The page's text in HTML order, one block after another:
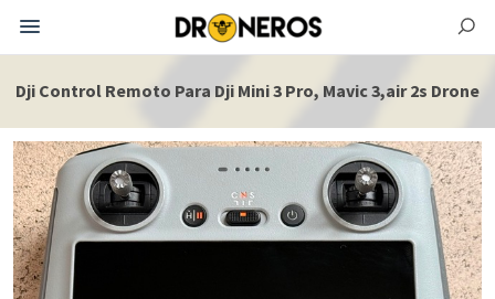
Dji Control Remoto Para Dji Mini 3 Pro, Mavic 3,air 2s Drone